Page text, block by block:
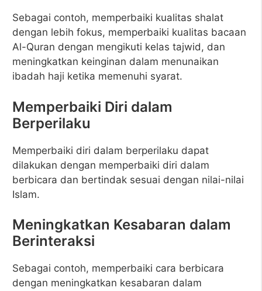
Sebagai contoh, memperbaiki kualitas shalat
dengan lebih fokus, memperbaiki kualitas bacaan
Al-Quran dengan mengikuti kelas tajwid, dan
meningkatkan keinginan dalam menunaikan
ibadah haji ketika memenuhi syarat.
Memperbaiki Diri dalam
Berperilaku
Memperbaiki diri dalam berperilaku dapat
dilakukan dengan memperbaiki diri dalam
berbicara dan bertindak sesuai dengan nilai-nilai
Islam.
Meningkatkan Kesabaran dalam
Berinteraksi
Sebagai contoh, memperbaiki cara berbicara
dengan meningkatkan kesabaran dalam